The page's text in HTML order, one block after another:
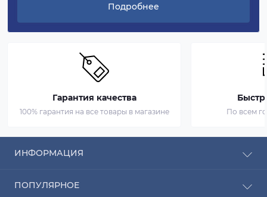
Подробнее
Гарантия качества
100% гарантия на все товары в магазине По всем
ИНФОРМАЦИЯ
Оплата
ПОПУЛЯРНОЕ